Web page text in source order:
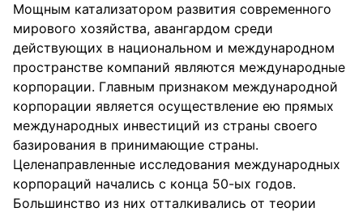
Мощным катализатором развития современного
мирового хозяйства, авангардом среди
действующих в национальном и международном
пространстве компаний являются международные
корпорации. Главным признаком международной
корпорации является осуществление ею прямых
международных инвестиций из страны своего
базирования в принимающие страны.
Целенаправленные исследования международных
корпораций начались с конца 50-ых годов.
Большинство из них отталкивались от теории